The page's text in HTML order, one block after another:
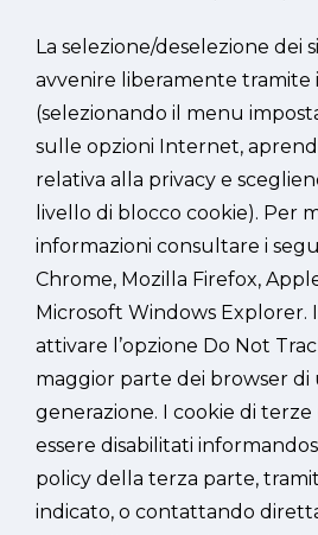
La selezione/deselezione dei
avvenire liberamente tramite
(selezionando il menu
sulle opzioni Internet,
relativa alla privacy e
livello di blocco cookie). Per
informazioni consultare i
Chrome, Mozilla Firefox,
Microsoft Windows Explorer.
attivare l’opzione Do Not
maggior parte dei browser di
generazione. I cookie di terze
essere disabilitati
policy della terza parte,
indicato, o contattando